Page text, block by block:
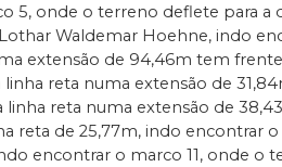
5, onde o terreno deflete para a
Waldemar Hoehne, indo
extensão de 94,46m tem
linha reta numa extensão de
linha reta numa extensão de
reta de 25,77m, indo encontrar
encontrar o marco 11, onde o